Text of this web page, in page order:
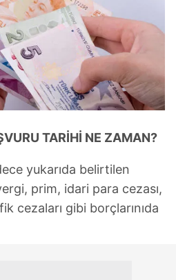
TARİHİ NE ZAMAN?
yukarıda belirtilen
prim, idari para cezası,
cezaları gibi borçlarınıda